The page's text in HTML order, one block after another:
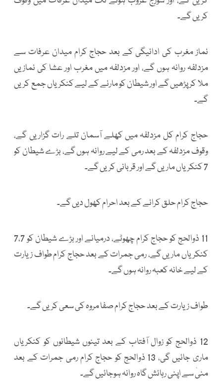
کریں گے۔
نماز مغرب کی ادائیگی کے بعد حجاج کرام میدان عرفات سے
مزدلفہ روانہ ہوں گے، اور مزدلفہ میں مغرب اور عشا کی نمازیں
ملا کر پڑھیں گے اور شیطان کو مارنے کے لیے کنکریاں جمع کریں
گے۔
حجاج کرام کل مزدلفہ میں کھلے آسمان تلے رات گزاریں گے،
وقوف مزدلفہ کے بعد رمی کے لیے روانہ ہوں گے، بڑے شیطان کو
7 کنکریاں ماریں گے اور قربانی کریں گے۔
حجاج کرام حلق کرانے کے بعد احرام کھول دیں گے۔
11 ذوالحج کو حجاج کرام چھوٹے، درمیانے اور بڑے شیطان کو 7،7
کنکریاں ماریں گے، رمی جمرات کے بعد حجاج کرام طواف زیارت
کے لیے خانہ کعبہ روانہ ہوں گے۔
طواف زیارت کے بعد حجاج کرام صفا مروہ کی سعی کریں گے۔
12 ذوالحج کو زوال آفتاب کے بعد تینوں شیطانوں کو کنکریاں
ماری جائیں گی، 13 ذوالحج کو حجاج کرام رمی جمرات کے بعد
منیٰ سے اپنی رہائش گاہ روانہ ہوجائیں گے۔